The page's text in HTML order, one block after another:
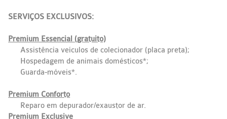
SERVIÇOS EXCLUSIVOS:
Premium Essencial (gratuito)
Assistência veículos de colecionador (placa preta);
Hospedagem de animais domésticos*;
Guarda-móveis*.
Premium Conforto
Reparo em depurador/exaustor de ar.
Premium Exclusive